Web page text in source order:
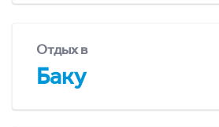
Отдых в
Баку